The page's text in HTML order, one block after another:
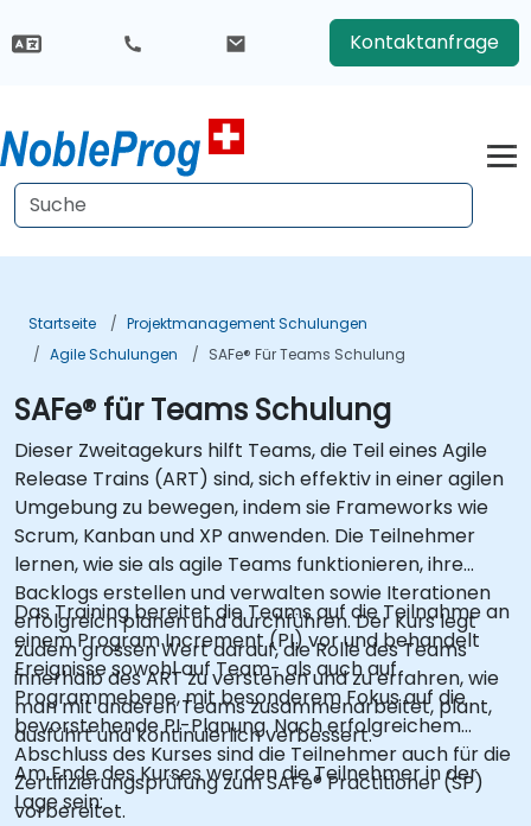
Kontaktanfrage
Startseite
Projektmanagement Schulungen
Agile Schulungen
SAFe® Für Teams Schulung
SAFe® für Teams Schulung
Dieser Zweitagekurs hilft Teams, die Teil eines Agile
Release Trains (ART) sind, sich effektiv in einer agilen
Umgebung zu bewegen, indem sie Frameworks wie
Scrum, Kanban und XP anwenden. Die Teilnehmer
lernen, wie sie als agile Teams funktionieren, ihre
Backlogs erstellen und verwalten sowie Iterationen
erfolgreich planen und durchführen. Der Kurs legt
zudem grossen Wert darauf, die Rolle des Teams
innerhalb des ART zu verstehen und zu erfahren, wie
man mit anderen Teams zusammenarbeitet, plant,
ausführt und kontinuierlich verbessert.
Das Training bereitet die Teams auf die Teilnahme an
einem Program Increment (PI) vor und behandelt
Ereignisse sowohl auf Team- als auch auf
Programmebene, mit besonderem Fokus auf die
bevorstehende PI-Planung. Nach erfolgreichem
Abschluss des Kurses sind die Teilnehmer auch für die
Zertifizierungsprüfung zum SAFe® Practitioner (SP)
vorbereitet.
Am Ende des Kurses werden die Teilnehmer in der
Lage sein: